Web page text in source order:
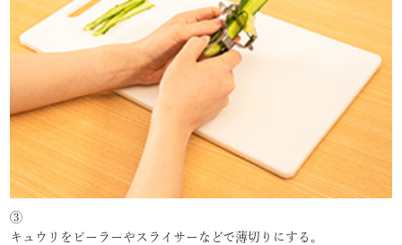
③
キュウリをピーラーやスライサーなどで薄切りにする。